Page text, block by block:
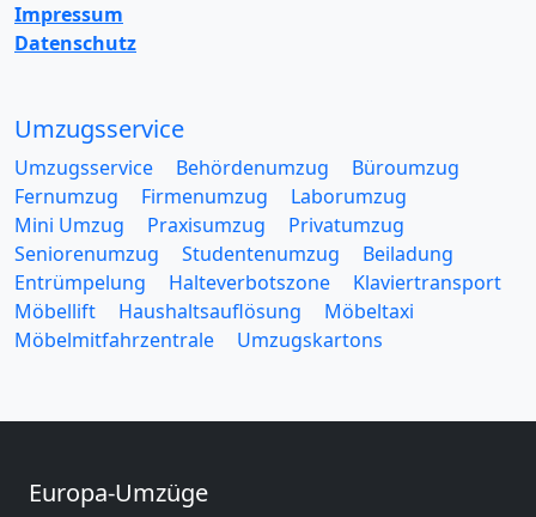
Impressum
Datenschutz
Umzugsservice
Umzugsservice Behördenumzug
Büroumzug
Fernumzug
Firmenumzug
Laborumzug
Mini Umzug
Praxisumzug
Privatumzug
Seniorenumzug
Studentenumzug
Beiladung
Entrümpelung
Halteverbotszone
Klaviertransport
Möbellift
Haushaltsauflösung
Möbeltaxi
Möbelmitfahrzentrale
Umzugskartons
Europa-Umzüge